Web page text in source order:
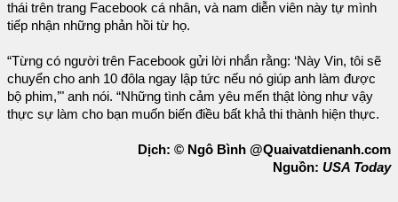
thái trên trang Facebook cá nhân, và nam diễn viên này tự mình
tiếp nhận những phản hồi từ họ.
“Từng có người trên Facebook gửi lời nhắn rằng: ‘Này Vin, tôi sẽ
chuyển cho anh 10 đôla ngay lập tức nếu nó giúp anh làm được
bộ phim,’" anh nói. “Những tình cảm yêu mến thật lòng như vậy
thực sự làm cho bạn muốn biến điều bất khả thi thành hiện thực.
Dịch: © Ngô Bình @Quaivatdienanh.com
Nguồn: USA Today